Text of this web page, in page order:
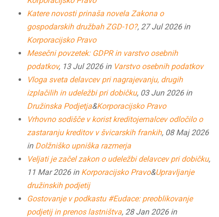
Katere novosti prinaša novela Zakona o
gospodarskih družbah ZGD-1O?, 27 Jul 2026 in
Korporacijsko Pravo
Mesečni povzetek: GDPR in varstvo osebnih
podatkov, 13 Jul 2026 in Varstvo osebnih podatkov
Vloga sveta delavcev pri nagrajevanju, drugih
izplačilih in udeležbi pri dobičku, 03 Jun 2026 in
Družinska Podjetja&Korporacijsko Pravo
Vrhovno sodišče v korist kreditojemalcev odločilo o
zastaranju kreditov v švicarskih frankih, 08 Maj 2026
in Dolžniško upniška razmerja
Veljati je začel zakon o udeležbi delavcev pri dobičku,
11 Mar 2026 in Korporacijsko Pravo&Upravljanje
družinskih podjetij
Gostovanje v podkastu #Eudace: preoblikovanje
podjetij in prenos lastništva, 28 Jan 2026 in